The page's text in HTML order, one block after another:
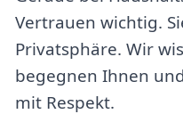
Vertrauen wichtig.
Privatsphäre. Wir
begegnen Ihnen
mit Respekt.